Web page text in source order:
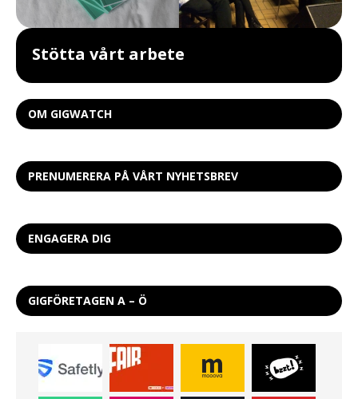
Stötta vårt arbete
OM GIGWATCH
PRENUMERERA PÅ VÅRT NYHETSBREV
ENGAGERA DIG
GIGFÖRETAGEN A – Ö